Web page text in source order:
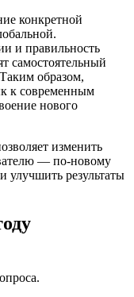
конкретной
и правильность
самостоятельный
образом,
к современным
нового
изменить
— по-новому
улучшить результаты